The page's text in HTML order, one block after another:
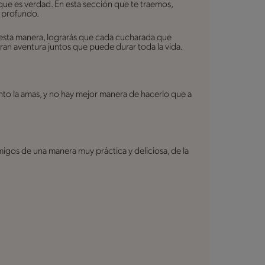
es verdad. En esta sección que te traemos,
profundo.
manera, lograrás que cada cucharada que
aventura juntos que puede durar toda la vida.
la amas, y no hay mejor manera de hacerlo que a
de una manera muy práctica y deliciosa, de la